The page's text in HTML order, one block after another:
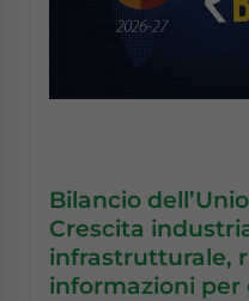
Bilancio
Crescita
infrastrutturale,
informazioni